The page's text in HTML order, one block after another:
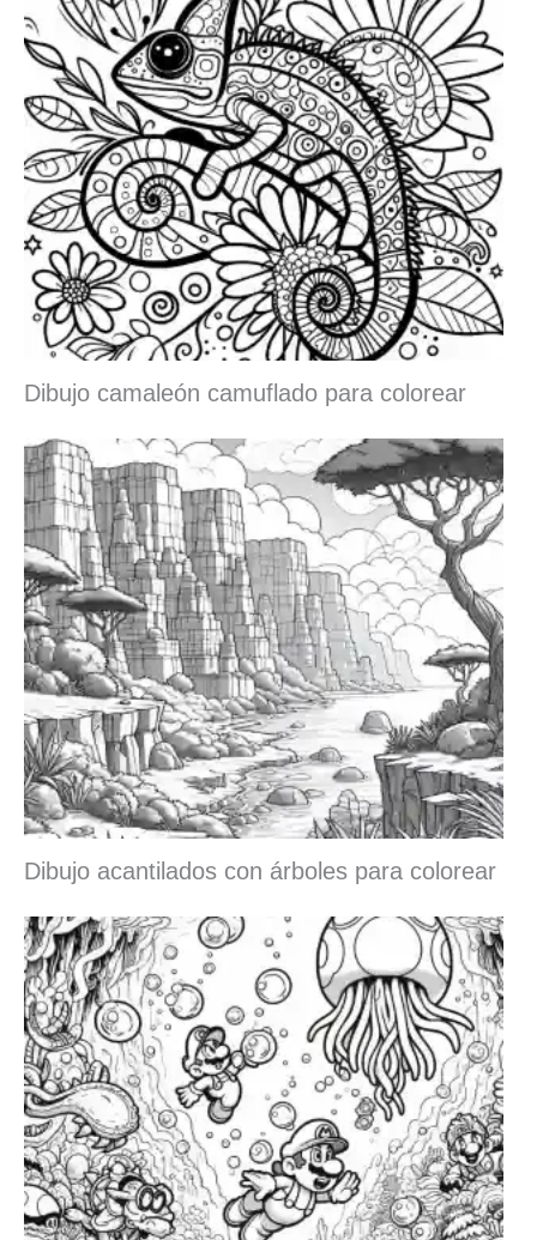
Dibujo camaleón camuflado para colorear
Dibujo acantilados con árboles para colorear